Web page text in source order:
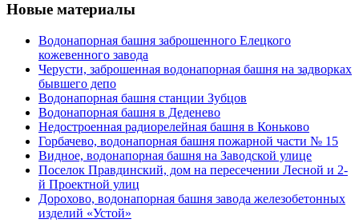
Новые материалы
Водонапорная башня заброшенного Елецкого
кожевенного завода
Черусти, заброшенная водонапорная башня на задворках
бывшего депо
Водонапорная башня станции Зубцов
Водонапорная башня в Деденево
Недостроенная радиорелейная башня в Коньково
Горбачево, водонапорная башня пожарной части № 15
Видное, водонапорная башня на Заводской улице
Поселок Правдинский, дом на пересечении Лесной и 2-
й Проектной улиц
Дорохово, водонапорная башня завода железобетонных
изделий «Устой»